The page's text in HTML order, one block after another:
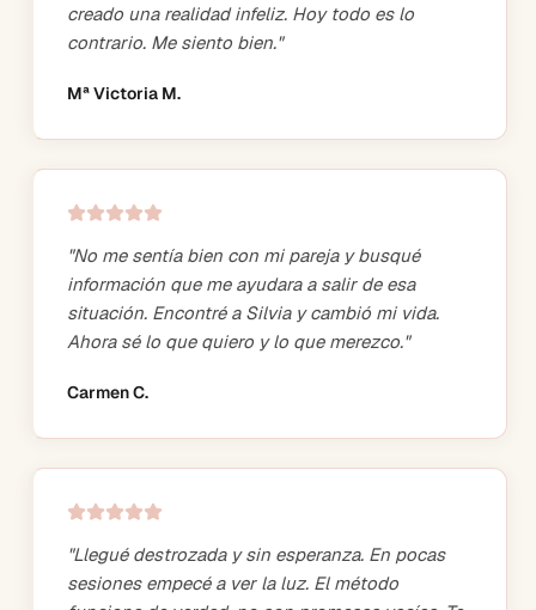
creado una realidad infeliz. Hoy todo es lo
contrario. Me siento bien."
Mª Victoria M.
"No me sentía bien con mi pareja y busqué
información que me ayudara a salir de esa
situación. Encontré a Silvia y cambió mi vida.
Ahora sé lo que quiero y lo que merezco."
Carmen C.
"Llegué destrozada y sin esperanza. En pocas
sesiones empecé a ver la luz. El método